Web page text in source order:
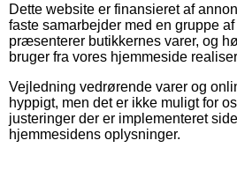
Dette website er finansieret af
faste samarbejder med en gruppe
præsenterer butikkernes varer, og
bruger fra vores hjemmeside
Vejledning vedrørende varer og
hyppigt, men det er ikke muligt for
justeringer der er implementeret
hjemmesidens oplysninger.